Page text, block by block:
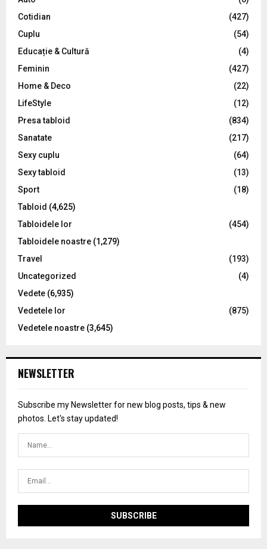
:
C
Cotidian
(427)
Cuplu
(54)
Educație & Cultură
(4)
Feminin
(427)
Home & Deco
(22)
LifeStyle
(12)
Presa tabloid
(834)
Sanatate
(217)
Sexy cuplu
(64)
Sexy tabloid
(13)
Sport
(18)
Tabloid (4,625)
Tabloidele lor
(454)
Tabloidele noastre (1,279)
Travel
(193)
Uncategorized
(4)
Vedete (6,935)
Vedetele lor
(875)
Vedetele noastre (3,645)
NEWSLETTER
Subscribe my Newsletter for new blog posts, tips & new
photos. Let's stay updated!